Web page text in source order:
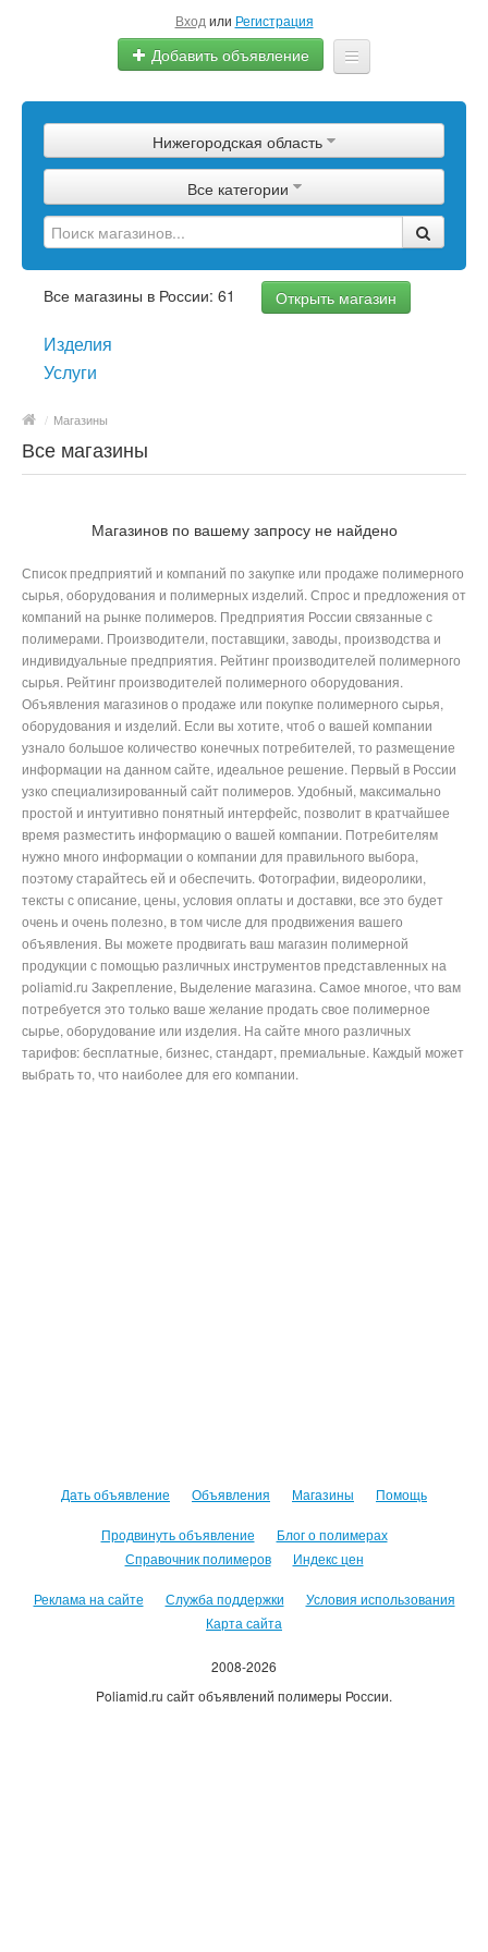
Вход или Регистрация
Добавить объявление
Сырье
Изделия
Оборудование
Услуги
Нижегородская область
Все категории
Все магазины в России: 61 Открыть магазин
Изделия
Услуги
/ Магазины
Все магазины
Магазинов по вашему запросу не найдено
Список предприятий и компаний по закупке или продаже полимерного
сырья, оборудования и полимерных изделий. Спрос и предложения от
компаний на рынке полимеров. Предприятия России связанные с
полимерами. Производители, поставщики, заводы, производства и
индивидуальные предприятия. Рейтинг производителей полимерного
сырья. Рейтинг производителей полимерного оборудования.
Объявления магазинов о продаже или покупке полимерного сырья,
оборудования и изделий. Если вы хотите, чтоб о вашей компании
узнало большое количество конечных потребителей, то размещение
информации на данном сайте, идеальное решение. Первый в России
узко специализированный сайт полимеров. Удобный, максимально
простой и интуитивно понятный интерфейс, позволит в кратчайшее
время разместить информацию о вашей компании. Потребителям
нужно много информации о компании для правильного выбора,
поэтому старайтесь ей и обеспечить. Фотографии, видеоролики,
тексты с описание, цены, условия оплаты и доставки, все это будет
очень и очень полезно, в том числе для продвижения вашего
объявления. Вы можете продвигать ваш магазин полимерной
продукции с помощью различных инструментов представленных на
poliamid.ru Закрепление, Выделение магазина. Самое многое, что вам
потребуется это только ваше желание продать свое полимерное
сырье, оборудование или изделия. На сайте много различных
тарифов: бесплатные, бизнес, стандарт, премиальные. Каждый может
выбрать то, что наиболее для его компании.
Дать объявление Объявления Магазины Помощь
Продвинуть объявление
Блог о полимерах
Справочник полимеров
Индекс цен
Реклама на сайте Служба поддержки
Условия использования
Карта сайта
2008-2026
Poliamid.ru сайт объявлений полимеры России.